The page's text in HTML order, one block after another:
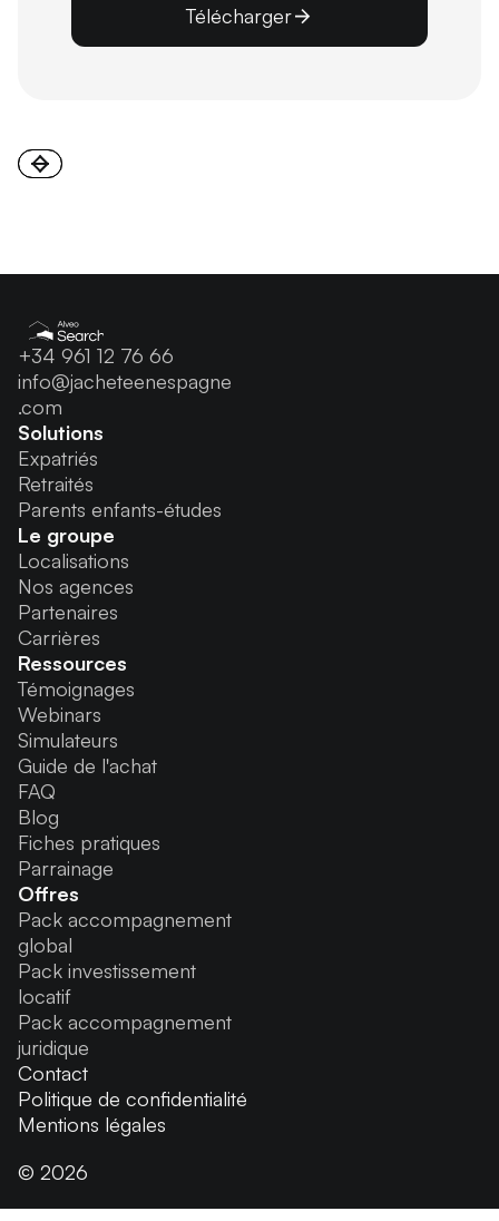
Télécharger
+34 961 12 76 66
info@jacheteenespagne
.com
Solutions
Expatriés
Retraités
Parents enfants-études
Le groupe
Localisations
Nos agences
Partenaires
Carrières
Ressources
Témoignages
Webinars
Simulateurs
Guide de l'achat
FAQ
Blog
Fiches pratiques
Parrainage
Offres
Pack accompagnement
global
Pack investissement
locatif
Pack accompagnement
juridique
© 2026
Contact
Politique de confidentialité
Mentions légales